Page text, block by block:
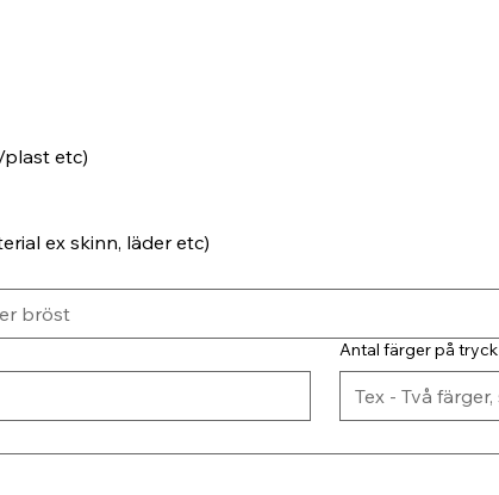
etc)
ex skinn, läder etc)
Antal färger på tryck